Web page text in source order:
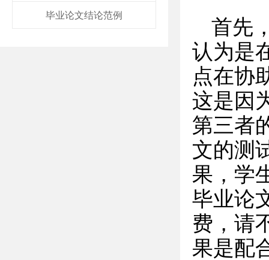
毕业论文结论范例
首先
认为是
点在协
这是因
第三者
文的测
果，学
毕业论
费，请
果是配